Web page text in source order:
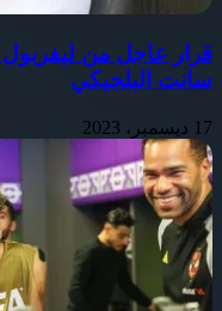
قرار عاجل من
سانت البلجيكي
17 ديسمبر، 2023